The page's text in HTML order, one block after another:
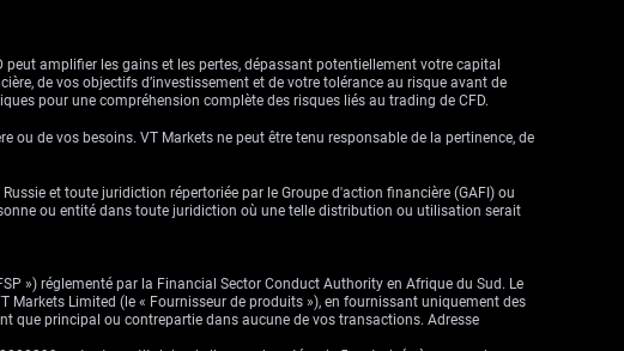
amplifier les gains et les pertes, dépassant potentiellement votre capital
de vos objectifs d’investissement et de votre tolérance au risque avant de
pour une compréhension complète des risques liés au trading de CFD.
de vos besoins. VT Markets ne peut être tenu responsable de la pertinence, de
et toute juridiction répertoriée par le Groupe d'action financière (GAFI) ou
ou entité dans toute juridiction où une telle distribution ou utilisation serait
») réglementé par la Financial Sector Conduct Authority en Afrique du Sud. Le
Markets Limited (le « Fournisseur de produits »), en fournissant uniquement des
que principal ou contrepartie dans aucune de vos transactions. Adresse